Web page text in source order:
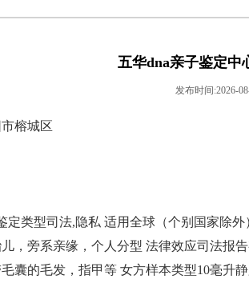
五华dna亲子鉴定中
发布时间:2026-
榕城区
定类型司法,隐私 适用全球（个别国家除外
，旁系亲缘，个人分型 法律效应司法报
囊的毛发，指甲等 女方样本类型10毫升
隐私亲子鉴